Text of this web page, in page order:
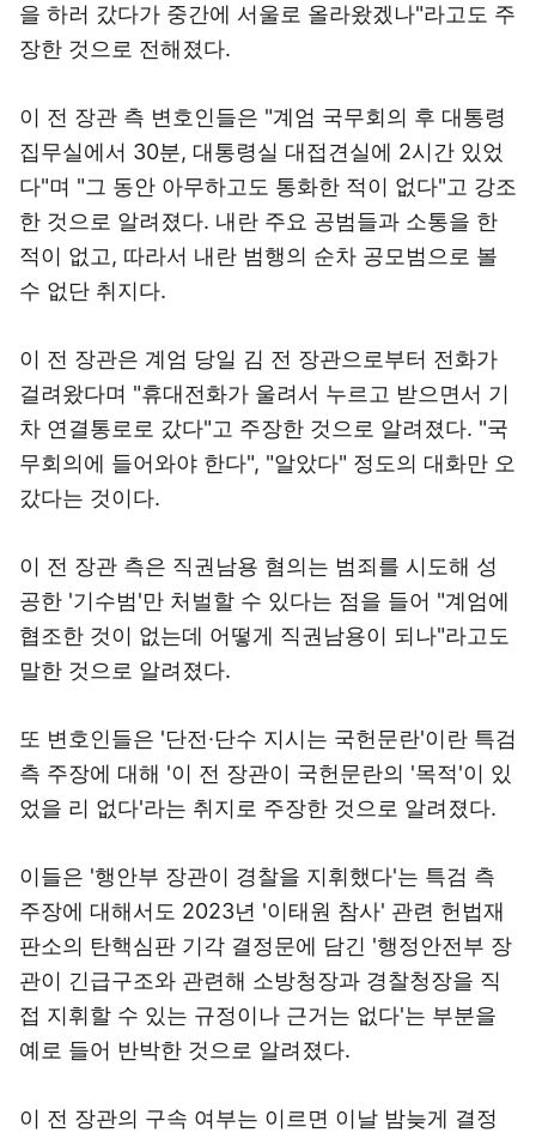
을 하러 갔다가 중간에 서울로 올라왔겠나"라고도 주
장한 것으로 전해졌다.
이 전 장관 측 변호인들은 "계엄 국무회의 후 대통령
집무실에서 30분, 대통령실 대접견실에 2시간 있었
다"며 "그 동안 아무하고도 통화한 적이 없다"고 강조
한 것으로 알려졌다. 내란 주요 공범들과 소통을 한
적이 없고, 따라서 내란 범행의 순차 공모범으로 볼
수 없단 취지다.
이 전 장관은 계엄 당일 김 전 장관으로부터 전화가
걸려왔다며 "휴대전화가 울려서 누르고 받으면서 기
차 연결통로로 갔다"고 주장한 것으로 알려졌다. "국
무회의에 들어와야 한다", "알았다" 정도의 대화만 오
갔다는 것이다.
이 전 장관 측은 직권남용 혐의는 범죄를 시도해 성
공한 '기수범'만 처벌할 수 있다는 점을 들어 "계엄에
협조한 것이 없는데 어떻게 직권남용이 되나"라고도
말한 것으로 알려졌다.
또 변호인들은 '단전·단수 지시는 국헌문란'이란 특검
측 주장에 대해 '이 전 장관이 국헌문란의 '목적'이 있
었을 리 없다'라는 취지로 주장한 것으로 알려졌다.
이들은 '행안부 장관이 경찰을 지휘했다'는 특검 측
주장에 대해서도 2023년 '이태원 참사' 관련 헌법재
판소의 탄핵심판 기각 결정문에 담긴 '행정안전부 장
관이 긴급구조와 관련해 소방청장과 경찰청장을 직
접 지휘할 수 있는 규정이나 근거는 없다'는 부분을
예로 들어 반박한 것으로 알려졌다.
이 전 장관의 구속 여부는 이르면 이날 밤늦게 결정